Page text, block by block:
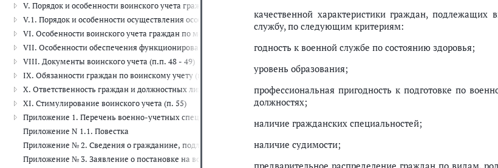
V. Порядок и особенности воинского учета граждан, проходящих службу в войсках национальной гвардии,
V.1. Порядок и особенности осуществления особого воинского учета (п.п. 38.1 - 38.4)
VI. Особенности воинского учета граждан по месту их жительства (пребывания), а также граждан, работающих в отдаленных
VII. Особенности обеспечения функционирования системы воинского учета территориальными органами Министерства
VIII. Документы воинского учета (п.п. 48 - 49)
IX. Обязанности граждан по воинскому учету (п.п. 50 - 53)
X. Ответственность граждан и должностных лиц за неисполнение обязанностей по воинскому учету (п. 54)
XI. Стимулирование воинского учета (п. 55)
Приложение 1. Перечень военно-учетных специальностей, а также профессий, специальностей, при наличии которых
Приложение N 1.1. Повестка
Приложение № 2. Сведения о гражданине, подлежащем воинскому учету, при принятии (поступлении) его на работу (в
Приложение № 3. Заявление о постановке на воинский учет
качественной характеристики граждан,
службу, по следующим критериям:
годность к военной службе по состоянию здоровья;
уровень образования;
профессиональная пригодность к подготовке по
должностях;
наличие гражданских специальностей;
наличие судимости;
предварительное распределение граждан по видам,